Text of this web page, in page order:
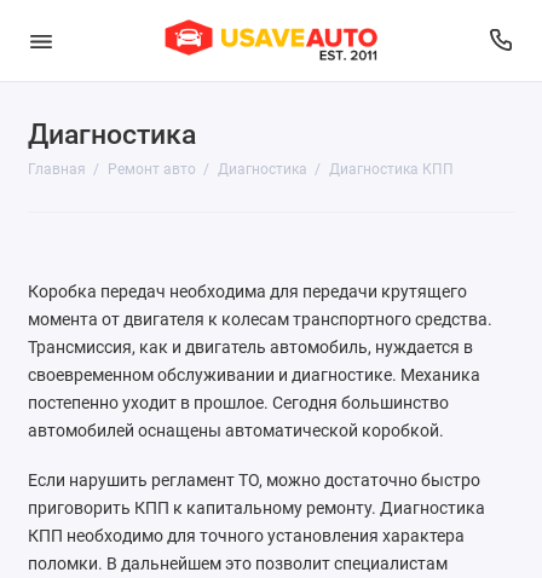
Диагностика
Главная Ремонт авто Диагностика Диагностика КПП
Диагностика
Ремонт двигателя
Ремонт и обслуживание топливной системы
Ремонт подвески
Ремонт системы охлаждения и отопления
Ремонт тормозной системы
Коробка передач необходима для передачи крутящего
момента от двигателя к колесам транспортного средства.
Трансмиссия, как и двигатель автомобиль, нуждается в
своевременном обслуживании и диагностике. Механика
постепенно уходит в прошлое. Сегодня большинство
автомобилей оснащены автоматической коробкой.
Если нарушить регламент ТО, можно достаточно быстро
приговорить КПП к капитальному ремонту. Диагностика
КПП необходимо для точного установления характера
поломки. В дальнейшем это позволит специалистам